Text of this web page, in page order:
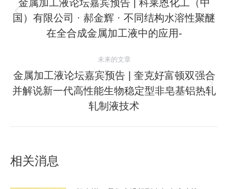
导
历
史
文
章：
金属加工液论坛嘉宾预告 | 科莱恩化工（中
国）有限公司 · 郝金辉 · 不同结构水溶性聚醚
在全合成金属加工液中的应用-
未来的文章
未
来
金属加工液论坛嘉宾预告 | 奎克好富顿双强合
并解说新一代高性能生物稳定型非皂基铝热轧
轧制液技术
相关消息